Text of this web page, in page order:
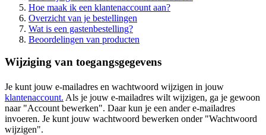
Hoe maak ik een klantenaccount aan?
Overzicht van je bestellingen
Wat is een gastenbestelling?
Beoordelingen van producten
Wijziging van toegangsgegevens
Je kunt jouw e-mailadres en wachtwoord wijzigen in jouw
klantenaccount. Als je jouw e-mailadres wilt wijzigen, ga je gewoon
naar "Account bewerken". Daar kun je een ander e-mailadres
invoeren. Je kunt jouw wachtwoord bewerken onder "Wachtwoord
wijzigen".